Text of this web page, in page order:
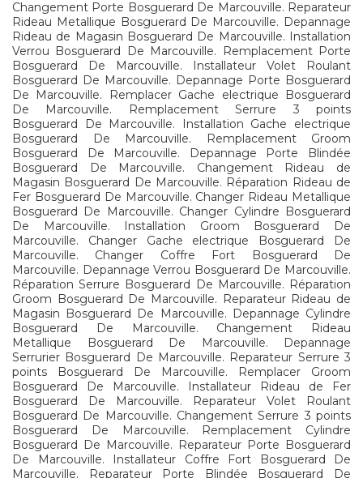
Changement Porte Bosguerard De Marcouville. Reparateur
Rideau Metallique Bosguerard De Marcouville. Depannage
Rideau de Magasin Bosguerard De Marcouville. Installation
Verrou Bosguerard De Marcouville. Remplacement Porte
Bosguerard De Marcouville. Installateur Volet Roulant
Bosguerard De Marcouville. Depannage Porte Bosguerard
De Marcouville. Remplacer Gache electrique Bosguerard
De Marcouville. Remplacement Serrure 3 points
Bosguerard De Marcouville. Installation Gache electrique
Bosguerard De Marcouville. Remplacement Groom
Bosguerard De Marcouville. Depannage Porte Blindée
Bosguerard De Marcouville. Changement Rideau de
Magasin Bosguerard De Marcouville. Réparation Rideau de
Fer Bosguerard De Marcouville. Changer Rideau Metallique
Bosguerard De Marcouville. Changer Cylindre Bosguerard
De Marcouville. Installation Groom Bosguerard De
Marcouville. Changer Gache electrique Bosguerard De
Marcouville. Changer Coffre Fort Bosguerard De
Marcouville. Depannage Verrou Bosguerard De Marcouville.
Réparation Serrure Bosguerard De Marcouville. Réparation
Groom Bosguerard De Marcouville. Reparateur Rideau de
Magasin Bosguerard De Marcouville. Depannage Cylindre
Bosguerard De Marcouville. Changement Rideau
Metallique Bosguerard De Marcouville. Depannage
Serrurier Bosguerard De Marcouville. Reparateur Serrure 3
points Bosguerard De Marcouville. Remplacer Groom
Bosguerard De Marcouville. Installateur Rideau de Fer
Bosguerard De Marcouville. Reparateur Volet Roulant
Bosguerard De Marcouville. Changement Serrure 3 points
Bosguerard De Marcouville. Remplacement Cylindre
Bosguerard De Marcouville. Reparateur Porte Bosguerard
De Marcouville. Installateur Coffre Fort Bosguerard De
Marcouville. Reparateur Porte Blindée Bosguerard De